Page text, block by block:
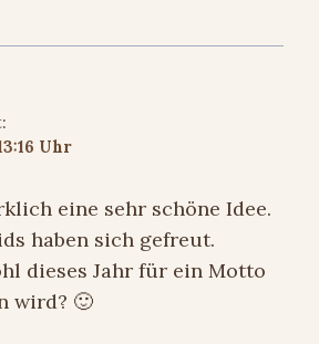
Uhr
eine sehr schöne Idee.
haben sich gefreut.
dieses Jahr für ein Motto
wird? 🙂